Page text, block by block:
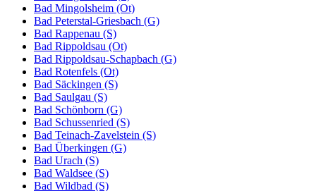
Bad Mingolsheim (Ot)
Bad Peterstal-Griesbach (G)
Bad Rappenau (S)
Bad Rippoldsau (Ot)
Bad Rippoldsau-Schapbach (G)
Bad Rotenfels (Ot)
Bad Säckingen (S)
Bad Saulgau (S)
Bad Schönborn (G)
Bad Schussenried (S)
Bad Teinach-Zavelstein (S)
Bad Überkingen (G)
Bad Urach (S)
Bad Waldsee (S)
Bad Wildbad (S)